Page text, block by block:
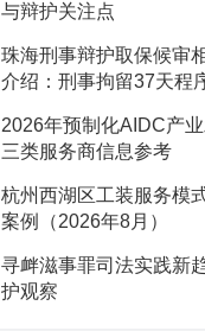
与辩护关注点
珠海刑事辩护取保候审
介绍：刑事拘留37天程
2026年预制化AIDC产业
三类服务商信息参考
杭州西湖区工装服务模
案例（2026年8月）
寻衅滋事罪司法实践新
护观察